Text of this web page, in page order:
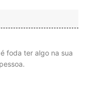
foda ter algo na sua